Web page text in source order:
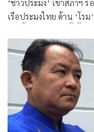
‘ชาวประมง’ เข้าสภาฯ
เรือประมงไทย ด้าน ‘โร
เบาไปเมื่อเทียบกับความ